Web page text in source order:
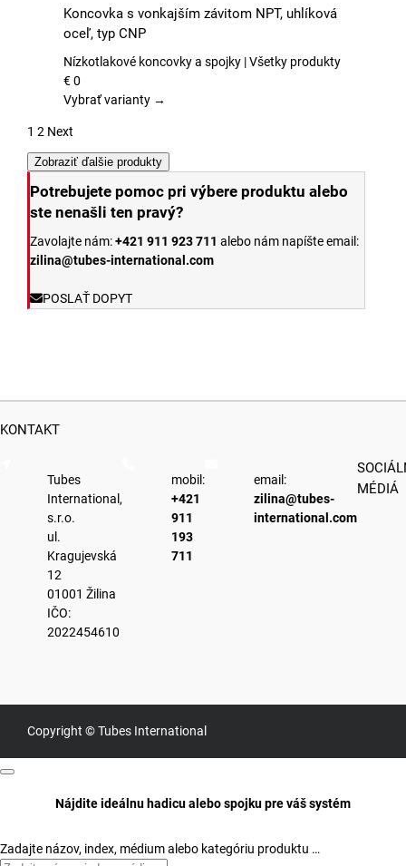
má
variantov.
si
na
stránke
produktu.
Koncovka s vonkajším závitom NPT, uhlíková
oceľ, typ CNP
Nízkotlakové koncovky a spojky | Všetky produkty
€0
Vybrať varianty →
1 2 Next
Zobraziť ďalšie produkty
Potrebujete pomoc pri výbere produktu alebo
ste nenašli ten pravý?
Zavolajte nám:+421 911 923 711 alebo nám napíšte email:
zilina@tubes-international.com
POSLAŤ DOPYT
KONTAKT
Tubes
International,
s.r.o.
ul.
Kragujevská
12
01001 Žilina
IČO:
2022454610
mobil:
+421
911
193
711
email:
zilina@tubes-
international.com
MÉDIÁ
Copyright © Tubes International
Nájdite ideálnu hadicu alebo spojku pre váš systém
Zadajte názov, index, médium alebo kategóriu produktu …